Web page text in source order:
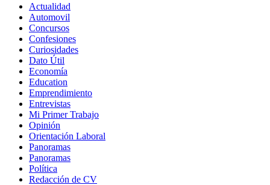
Actualidad
Automovil
Concursos
Confesiones
Curiosidades
Dato Útil
Economía
Education
Emprendimiento
Entrevistas
Mi Primer Trabajo
Opinión
Orientación Laboral
Panoramas
Panoramas
Política
Redacción de CV